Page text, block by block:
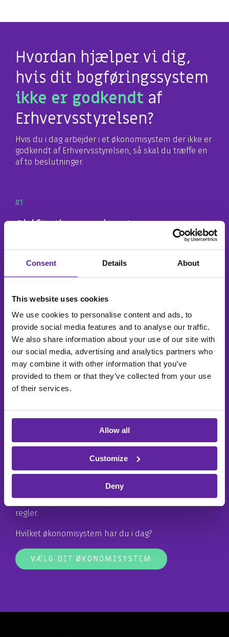
Consent Details About
This website uses cookies
We use cookies to personalise content and ads, to
provide social media features and to analyse our traffic.
We also share information about your use of our site with
our social media, advertising and analytics partners who
may combine it with other information that you’ve
provided to them or that they’ve collected from your use
of their services.
Allow all
Customize
Deny
Hvordan hjælper vi dig,
hvis dit bogføringssystem
ikke er godkendt af
Erhvervsstyrelsen?
Hvis du i dag arbejder i et økonomisystem der ikke er
godkendt af Erhvervsstyrelsen, så skal du træffe en
af to beslutninger.
#1
Skift økonomisystem
Business
godkendte af Erhvervsstyrelsen. Vi har allerede
hjulpet mange kunder med at skifte økonomisystem
på en kontrolleret og effektiv måde.
SKAL VI HJÆLPE?
#2
Bliv compliant i dit
nuværende økonomisystem
Som udgangspunkt kan ældre økonomisystemer
ikke bruges i standardudgaverne og skal optimeres
med hjælp fra addons. Hvis du i dag arbejder i enten
vi hjælpe dig med at vælge de addons, som dit
regler.
Hvilket økonomisystem har du i dag?
VÆLG DIT ØKONOMISYSTEM